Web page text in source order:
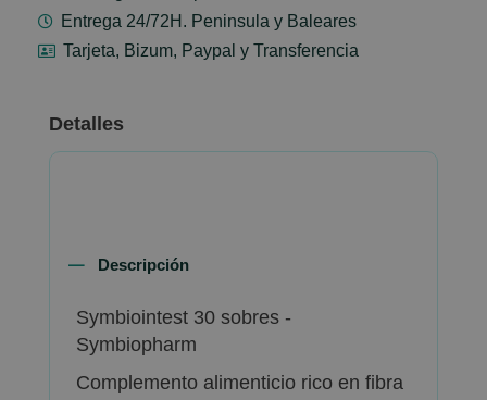
Entrega 24/72H. Peninsula y Baleares
Tarjeta, Bizum, Paypal y Transferencia
Detalles
Descripción
Symbiointest 30 sobres -
Symbiopharm
Complemento alimenticio rico en fibra